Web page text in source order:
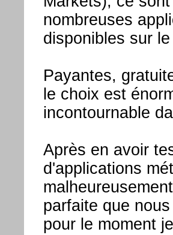
nombreuses
disponibles sur
Payantes,
le choix est
incontournable
Après en avoir
d'applications
parfaite que
pour le moment